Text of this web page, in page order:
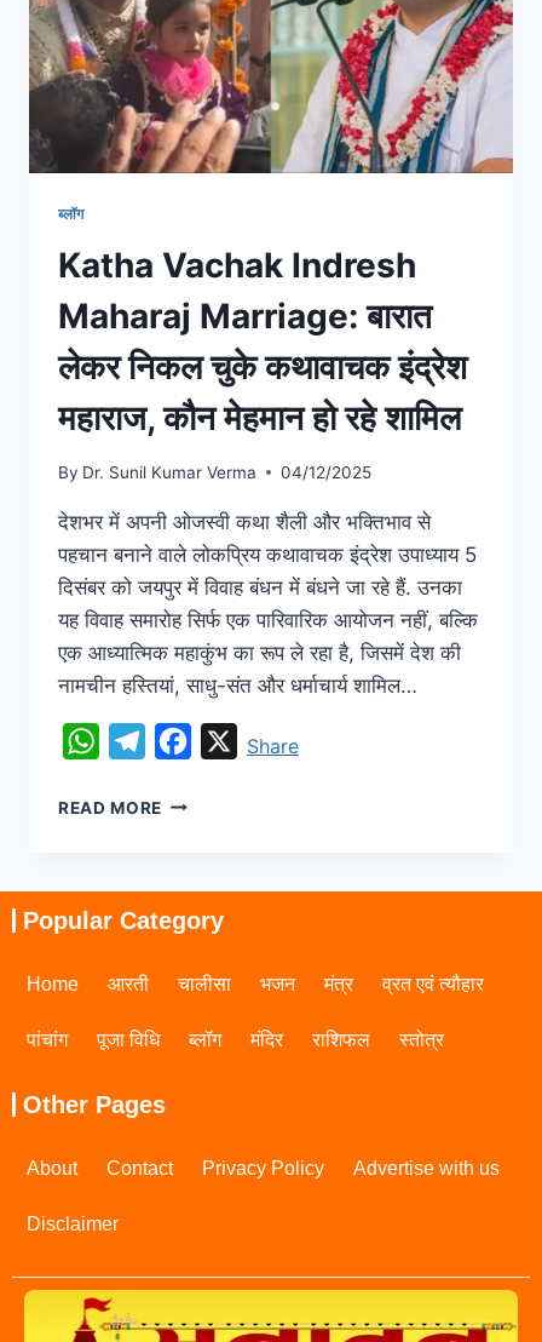
ब्लॉग
Katha Vachak Indresh
Maharaj Marriage: बारात
लेकर निकल चुके कथावाचक इंद्रेश
महाराज, कौन मेहमान हो रहे शामिल
By Dr. Sunil Kumar Verma 04/12/2025
देशभर में अपनी ओजस्वी कथा शैली और भक्तिभाव से
पहचान बनाने वाले लोकप्रिय कथावाचक इंद्रेश उपाध्याय 5
दिसंबर को जयपुर में विवाह बंधन में बंधने जा रहे हैं. उनका
यह विवाह समारोह सिर्फ एक पारिवारिक आयोजन नहीं, बल्कि
एक आध्यात्मिक महाकुंभ का रूप ले रहा है, जिसमें देश की
नामचीन हस्तियां, साधु-संत और धर्माचार्य शामिल…
WhatsAppTelegramFacebook
XShare
READ MORE
Popular Category
Home आरती चालीसा भजन मंत्र व्रत एवं त्यौहार
पांचांग पूजा विधि ब्लॉग मंदिर राशिफल स्तोत्र
Other Pages
About Contact Privacy Policy Advertise with us
Disclaimer